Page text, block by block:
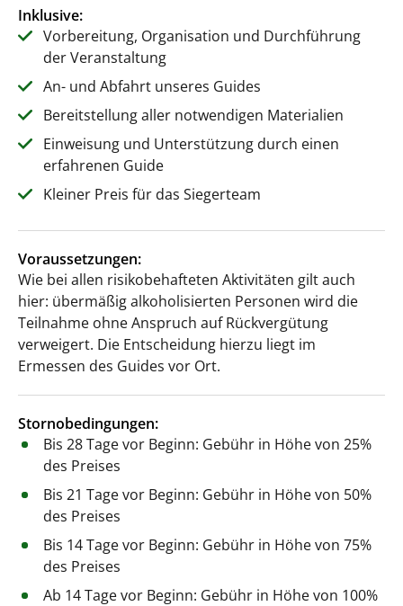
Inklusive:
Vorbereitung, Organisation und Durchführung
der Veranstaltung
An- und Abfahrt unseres Guides
Bereitstellung aller notwendigen Materialien
Einweisung und Unterstützung durch einen
erfahrenen Guide
Kleiner Preis für das Siegerteam
Voraussetzungen:
Wie bei allen risikobehafteten Aktivitäten gilt auch
hier: übermäßig alkoholisierten Personen wird die
Teilnahme ohne Anspruch auf Rückvergütung
verweigert. Die Entscheidung hierzu liegt im
Ermessen des Guides vor Ort.
Stornobedingungen:
Bis 28 Tage vor Beginn: Gebühr in Höhe von 25%
des Preises
Bis 21 Tage vor Beginn: Gebühr in Höhe von 50%
des Preises
Bis 14 Tage vor Beginn: Gebühr in Höhe von 75%
des Preises
Ab 14 Tage vor Beginn: Gebühr in Höhe von 100%